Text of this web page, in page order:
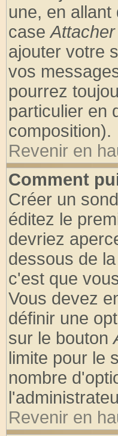
une, en
case
ajouter votre
vos
pourrez
particulier en
composition).
Revenir en
Comment
Créer un
éditez le
devriez
dessous de
c'est que
Vous devez
définir une
sur le bouton
limite pour le
nombre
Revenir en